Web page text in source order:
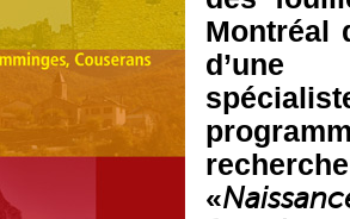
Montréal
«